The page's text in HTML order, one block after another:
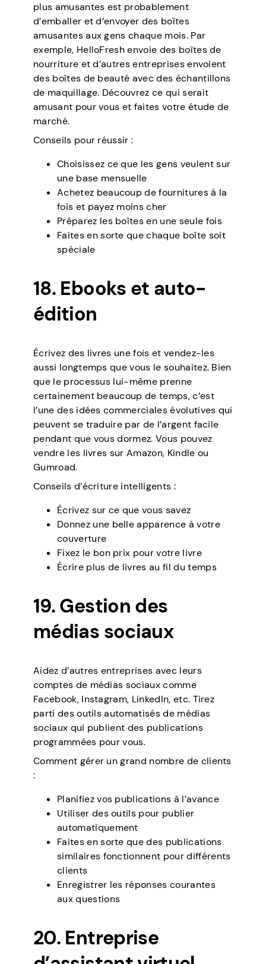
plus amusantes est probablement
d’emballer et d’envoyer des boîtes
amusantes aux gens chaque mois. Par
exemple, HelloFresh envoie des boîtes de
nourriture et d’autres entreprises envoient
des boîtes de beauté avec des échantillons
de maquillage. Découvrez ce qui serait
amusant pour vous et faites votre étude de
marché.
Conseils pour réussir :
Choisissez ce que les gens veulent sur
une base mensuelle
Achetez beaucoup de fournitures à la
fois et payez moins cher
Préparez les boîtes en une seule fois
Faites en sorte que chaque boîte soit
spéciale
18. Ebooks et auto-
édition
Écrivez des livres une fois et vendez-les
aussi longtemps que vous le souhaitez. Bien
que le processus lui-même prenne
certainement beaucoup de temps, c’est
l’une des idées commerciales évolutives qui
peuvent se traduire par de l’argent facile
pendant que vous dormez. Vous pouvez
vendre les livres sur Amazon, Kindle ou
Gumroad.
Conseils d’écriture intelligents :
Écrivez sur ce que vous savez
Donnez une belle apparence à votre
couverture
Fixez le bon prix pour votre livre
Écrire plus de livres au fil du temps
19. Gestion des
médias sociaux
Aidez d’autres entreprises avec leurs
comptes de médias sociaux comme
Facebook, Instagram, LinkedIn, etc. Tirez
parti des outils automatisés de médias
sociaux qui publient des publications
programmées pour vous.
Comment gérer un grand nombre de clients
:
Planifiez vos publications à l’avance
Utiliser des outils pour publier
automatiquement
Faites en sorte que des publications
similaires fonctionnent pour différents
clients
Enregistrer les réponses courantes
aux questions
20. Entreprise